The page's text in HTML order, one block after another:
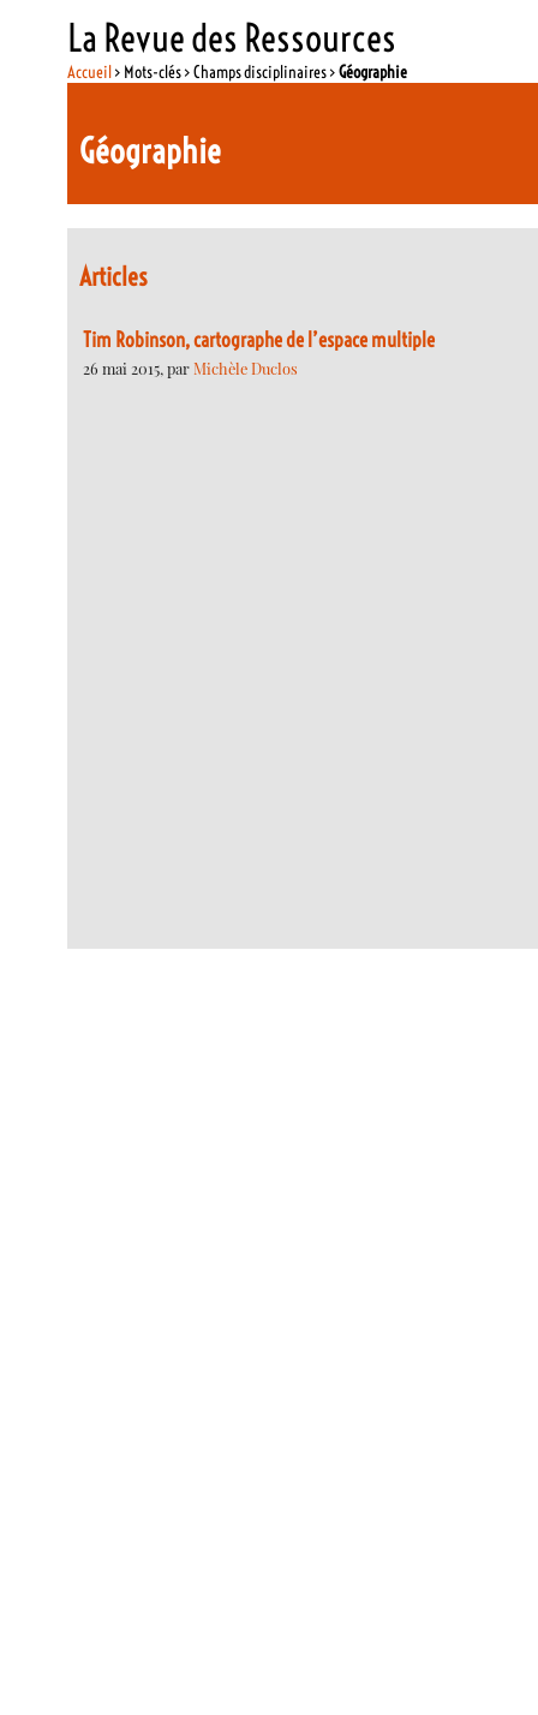
La Revue des Ressources
Accueil> Mots-clés > Champs disciplinaires >Géographie
Géographie
Articles
Tim Robinson, cartographe de l’espace multiple
26 mai 2015, parMichèle Duclos